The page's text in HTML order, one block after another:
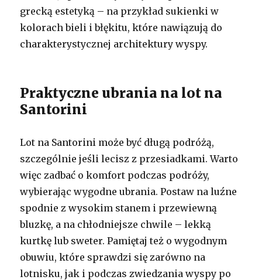
grecką estetyką – na przykład sukienki w
kolorach bieli i błękitu, które nawiązują do
charakterystycznej architektury wyspy.
Praktyczne ubrania na lot na
Santorini
Lot na Santorini może być długą podróżą,
szczególnie jeśli lecisz z przesiadkami. Warto
więc zadbać o komfort podczas podróży,
wybierając wygodne ubrania. Postaw na luźne
spodnie z wysokim stanem i przewiewną
bluzkę, a na chłodniejsze chwile – lekką
kurtkę lub sweter. Pamiętaj też o wygodnym
obuwiu, które sprawdzi się zarówno na
lotnisku, jak i podczas zwiedzania wyspy po